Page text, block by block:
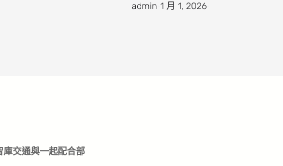
admin 1 月 1, 2026·
交通與一起配合部